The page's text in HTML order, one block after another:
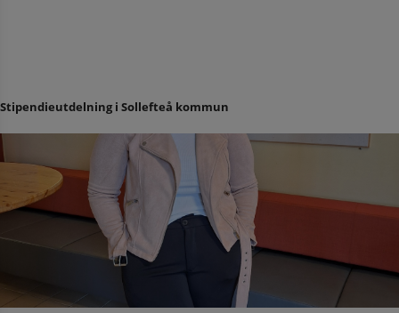
Stipendieutdelning i Sollefteå kommun